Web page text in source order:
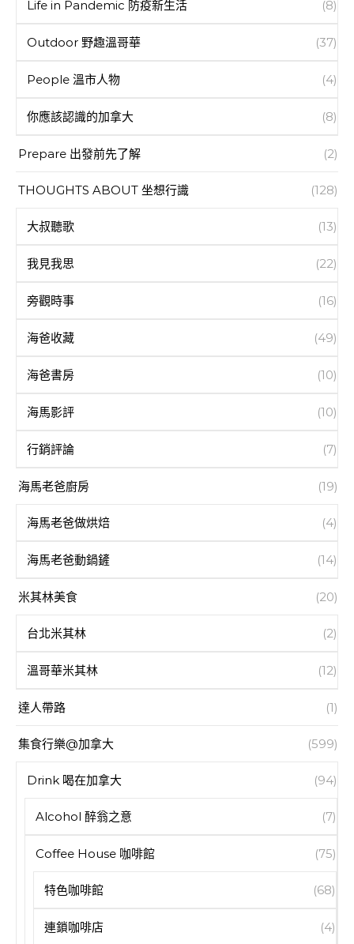
Life in Pandemic 防疫新生活 (8)
Outdoor 野趣溫哥華 (37)
People 溫市人物 (4)
你應該認識的加拿大 (8)
Prepare 出發前先了解 (2)
THOUGHTS ABOUT 坐想行識 (128)
大叔聽歌 (13)
我見我思 (22)
旁觀時事 (16)
海爸收藏 (49)
海爸書房 (10)
海馬影評 (10)
行銷評論 (7)
海馬老爸廚房 (19)
海馬老爸做烘焙 (4)
海馬老爸動鍋鏟 (14)
米其林美食 (20)
台北米其林 (2)
溫哥華米其林 (12)
達人帶路 (1)
集食行樂@加拿大 (599)
Drink 喝在加拿大 (94)
Alcohol 醉翁之意 (7)
Coffee House 咖啡館 (75)
特色咖啡館 (68)
連鎖咖啡店 (4)